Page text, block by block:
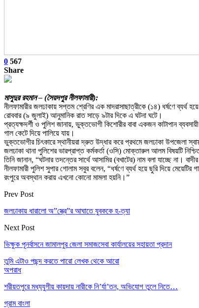
0 567
Share
মাসুদুর রহমান – (সৈয়দপুর নীলফামারী):
নীলফামারীর জলঢাকায় সপ্তম শ্রেণির এক মাদরাসাছাত্রীকে (১৪) ধর্ষণে ব্যর্থ
রোববার (৯ জুলাই) আনুমানিক রাত সাড়ে ৯টার দিকে এ ঘটনা ঘটে।
প্রত্যক্ষদর্শী ও পুলিশ জানায়, ভুক্তভোগী কিশোরীর বাবা একজন কাটাপান
গাল কেটে দিয়ে পালিয়ে যায়।
ভুক্তভোগীর চিৎকারে স্থানীয়রা দ্রুত উদ্ধার করে প্রথমে জলঢাকা উপজেলা
জলঢাকা থানা পুলিশের ভারপ্রাপ্ত কর্মকর্তা (ওসি) মোক্তারুল আলম বিষয়টি
তিনি জানান, “ঘটনার তদন্তের সার্থে আসামির (বখাটের) নাম বলা যাচ্ছে না।
নীলফামারী পুলিশ সুপার গোলাম সবুর বলেন, “ধর্ষণে ব্যর্থ হয়ে ছুরি দিয়ে
রংপুরে অবস্থান করায় এখনো কোনো মামলা হয়নি।”
Prev Post
জলঢাকায় ধারালো অ”স্ত্রে”র আঘাতে যুবককে হ-ত্যা
Next Post
ভিক্ষুক পূনর্বাসনে জামালপুর জেলা সমাজসেবা কার্যালয়ের সহায়তা প্রদান
তুমি এটাও পছন্দ করতে পারো লেখক থেকে আরো
অপরাধ
শরীয়তপুরে মধ্যযুগীয় কায়দায় নারীকে নি’র্যা’তন, অভিযোগ তুলে নিতে…
গ্রাম বাংলা